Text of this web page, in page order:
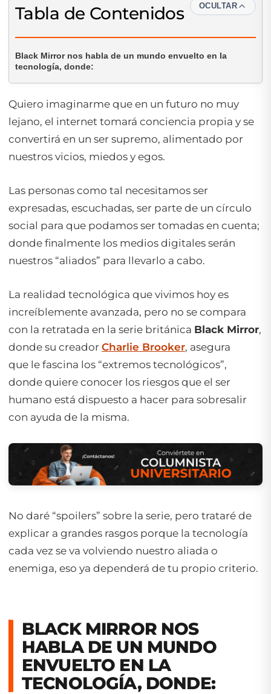
Tabla de Contenidos OCULTAR
Black Mirror nos habla de un mundo envuelto en la
tecnología, donde:
Quiero imaginarme que en un futuro no muy
lejano, el internet tomará conciencia propia y se
convertirá en un ser supremo, alimentado por
nuestros vicios, miedos y egos.
Las personas como tal necesitamos ser
expresadas, escuchadas, ser parte de un círculo
social para que podamos ser tomadas en cuenta;
donde finalmente los medios digitales serán
nuestros “aliados” para llevarlo a cabo.
La realidad tecnológica que vivimos hoy es
increíblemente avanzada, pero no se compara
con la retratada en la serie británica Black Mirror,
donde su creador Charlie Brooker, asegura
que le fascina los “extremos tecnológicos”,
donde quiere conocer los riesgos que el ser
humano está dispuesto a hacer para sobresalir
con ayuda de la misma.
No daré “spoilers” sobre la serie, pero trataré de
explicar a grandes rasgos porque la tecnología
cada vez se va volviendo nuestro aliada o
enemiga, eso ya dependerá de tu propio criterio.
BLACK MIRROR NOS
HABLA DE UN MUNDO
ENVUELTO EN LA
TECNOLOGÍA, DONDE: